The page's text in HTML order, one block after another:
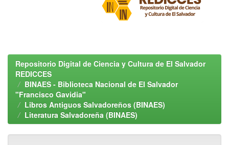
Repositorio Digital de Ciencia y Cultura de El Salvador
REDICCES
BINAES - Biblioteca Nacional de El Salvador
"Francisco Gavidia"
Libros Antiguos Salvadoreños (BINAES)
Literatura Salvadoreña (BINAES)